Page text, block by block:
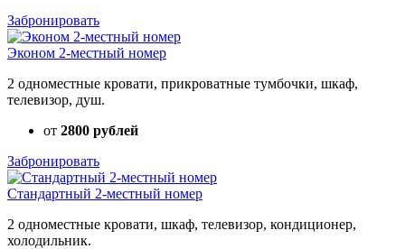
Забронировать
Эконом 2-местный номер
2 одноместные кровати, прикроватные тумбочки, шкаф,
телевизор, душ.
от 2800 рублей
Забронировать
Стандартный 2-местный номер
2 одноместные кровати, шкаф, телевизор, кондиционер,
холодильник.